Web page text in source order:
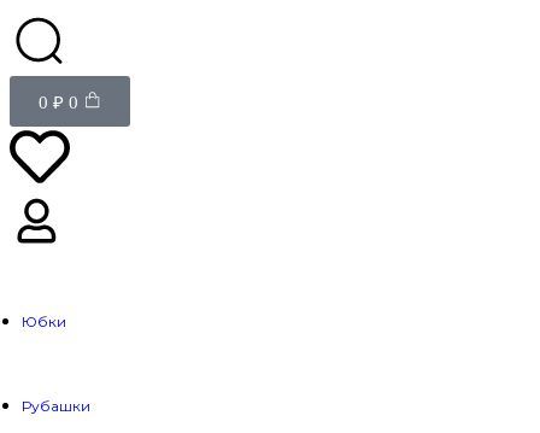
0 ₽ 0
Юбки
Рубашки